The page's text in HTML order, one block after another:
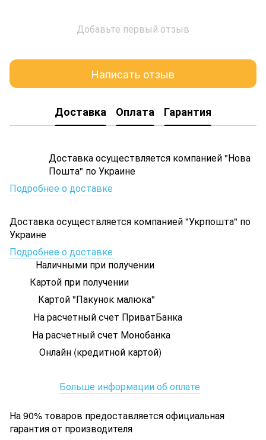
Добавьте первый отзыв
Написать отзыв
Доставка Оплата Гарантия
Доставка осуществляется компанией "Нова
Пошта" по Украине
Подробнее о доставке
Доставка осуществляется компанией "Укрпошта" по
Украине
Подробнее о доставке
Наличными при получении
Картой при получении
Картой "Пакунок малюка"
На расчетный счет ПриватБанка
На расчетный счет Монобанка
Онлайн (кредитной картой)
Больше информации об оплате
На 90% товаров предоставляется официальная
гарантия от производителя